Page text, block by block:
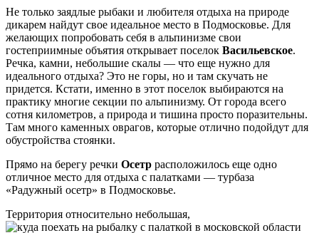
Не только заядлые рыбаки и любителя отдыха на природе
дикарем найдут свое идеальное место в Подмосковье. Для
желающих попробовать себя в альпинизме свои
гостеприимные объятия открывает поселок Васильевское.
Речка, камни, небольшие скалы — что еще нужно для
идеального отдыха? Это не горы, но и там скучать не
придется. Кстати, именно в этот поселок выбираются на
практику многие секции по альпинизму. От города всего
сотня километров, а природа и тишина просто поразительны.
Там много каменных оврагов, которые отлично подойдут для
обустройства стоянки.
Прямо на берегу речки Осетр расположилось еще одно
отличное место для отдыха с палатками — турбаза
«Радужный осетр» в Подмосковье.
Территория относительно небольшая,